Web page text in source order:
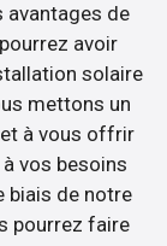
avantages de
avoir
solaire
mettons un
à vous offrir
vos besoins
biais de notre
pourrez faire